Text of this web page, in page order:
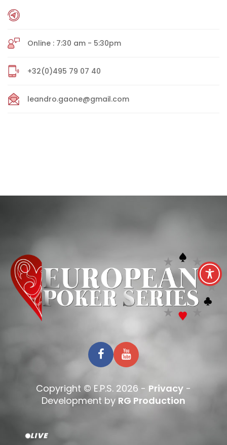
Online : 7:30 am - 5:30pm
+32(0)495 79 07 40
leandro.gaone@gmail.com
Copyright © E.P.S. 2026 - Privacy -
Development by RG Production
LIVE